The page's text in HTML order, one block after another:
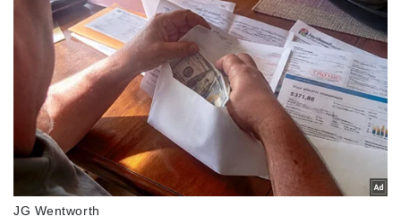
Sản phụ khoa
Nhi khoa
Nam khoa
Làm đẹp - giảm cân
Phòng mạch online
Ăn sạch sống khỏe
Tình yêu - Gia đình